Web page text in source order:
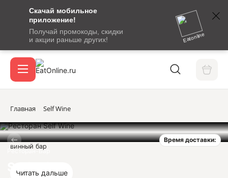
Скачай мобильное
приложение!
Получай промокоды, скидки
и акции раньше других!
Eatonline
сообщение
кодом
подтверждения
Вход / регистрация
Акции
Главная Self Wine
Время доставки:
Ресторан-Бар
Self Wine
винный бар
Читать дальше